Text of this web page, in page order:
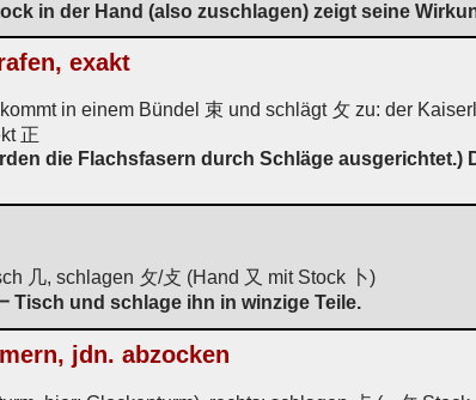
in der Hand (also zuschlagen) zeigt seine
exakt
in einem Bündel 束 und schlägt 攵 zu: der
正
die Flachsfasern durch Schläge ausgerichtet.)
几, schlagen 攵/攴 (Hand 又 mit Stock 卜)
Tisch und schlage ihn in winzige Teile.
jdn. abzocken